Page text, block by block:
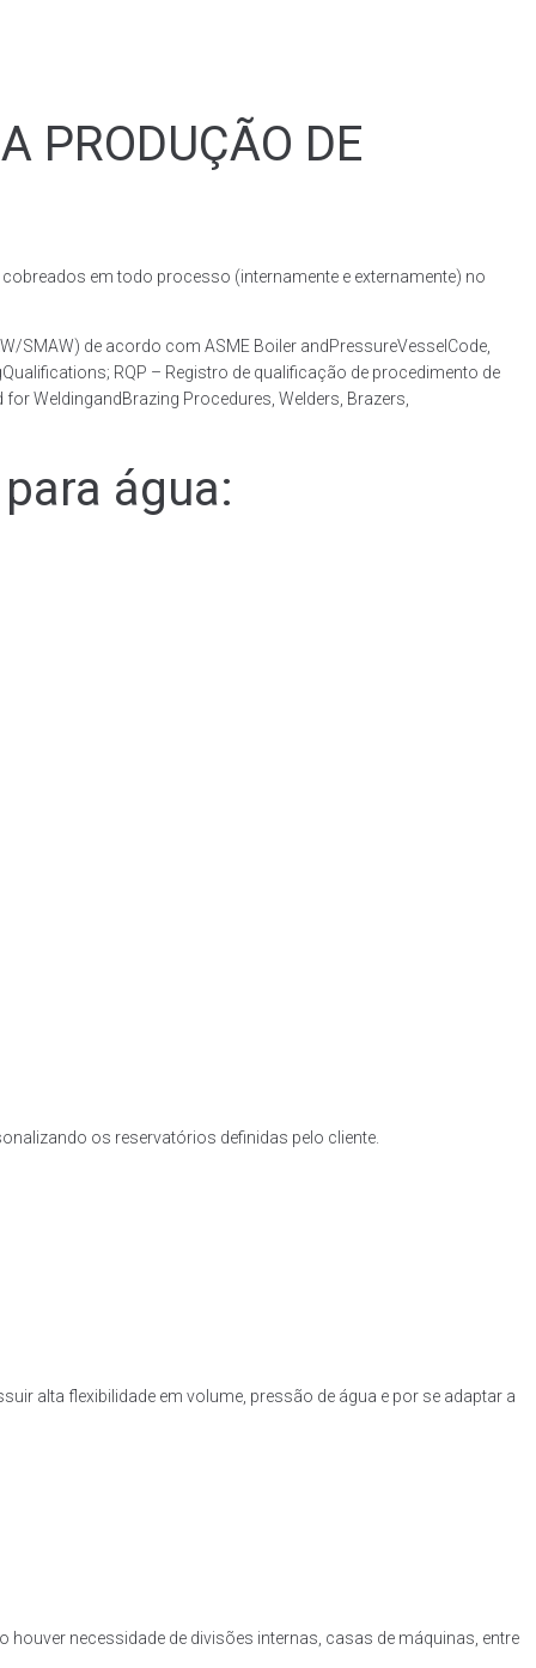
PRODUÇÃO DE
em todo processo (internamente e externamente) no
SMAW) de acordo com ASME Boiler andPressureVesselCode,
RQP – Registro de qualificação de procedimento de
WeldingandBrazing Procedures, Welders, Brazers,
água:
os reservatórios definidas pelo cliente.
alta flexibilidade em volume, pressão de água e por se adaptar a
necessidade de divisões internas, casas de máquinas, entre